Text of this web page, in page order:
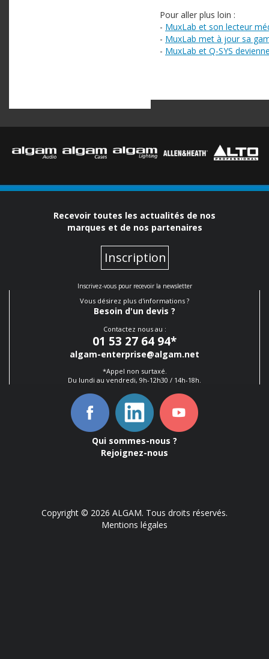
Pour aller plus loin :
- MuxLab et son lecteur
- MuxLab met à jour sa
- MuxLab et Q-SYS
Recevoir toutes les actualités de nos
marques et de nos partenaires
Inscription
Inscrivez-vous pour recevoir la newsletter
Vous désirez plus d'informations ?
Besoin d'un devis ?
Contactez nous au :
01 53 27 64 94*
algam-enterprise@algam.net
*Appel non surtaxé.
Du lundi au vendredi, 9h-12h30 / 14h-18h.
Qui sommes-nous ?
Rejoignez-nous
Copyright © 2026 ALGAM. Tous droits réservés.
Mentions légales